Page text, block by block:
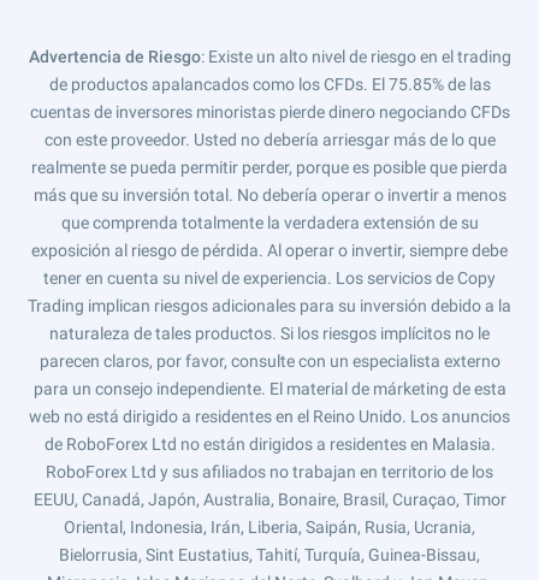
Advertencia de Riesgo: Existe un alto nivel de riesgo en el trading
de productos apalancados como los CFDs. El 75.85% de las
cuentas de inversores minoristas pierde dinero negociando CFDs
con este proveedor. Usted no debería arriesgar más de lo que
realmente se pueda permitir perder, porque es posible que pierda
más que su inversión total. No debería operar o invertir a menos
que comprenda totalmente la verdadera extensión de su
exposición al riesgo de pérdida. Al operar o invertir, siempre debe
tener en cuenta su nivel de experiencia. Los servicios de Copy
Trading implican riesgos adicionales para su inversión debido a la
naturaleza de tales productos. Si los riesgos implícitos no le
parecen claros, por favor, consulte con un especialista externo
para un consejo independiente. El material de márketing de esta
web no está dirigido a residentes en el Reino Unido. Los anuncios
de RoboForex Ltd no están dirigidos a residentes en Malasia.
RoboForex Ltd y sus afiliados no trabajan en territorio de los
EEUU, Canadá, Japón, Australia, Bonaire, Brasil, Curaçao, Timor
Oriental, Indonesia, Irán, Liberia, Saipán, Rusia, Ucrania,
Bielorrusia, Sint Eustatius, Tahití, Turquía, Guinea-Bissau,